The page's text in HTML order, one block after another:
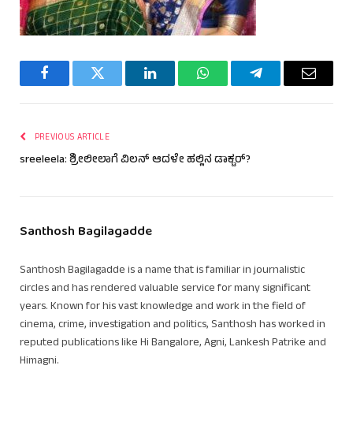
FacebookTwitter LinkedInWhatsAppTelegramEmail
PREVIOUS ARTICLE
sreeleela: ಶ್ರೀಲೀಲಾಗೆ ವಿಲನ್ ಆದಳೇ ಹಲ್ಲಿನ ಡಾಕ್ಟರ್?
Santhosh Bagilagadde
Santhosh Bagilagadde is a name that is familiar in journalistic
circles and has rendered valuable service for many significant
years. Known for his vast knowledge and work in the field of
cinema, crime, investigation and politics, Santhosh has worked in
reputed publications like Hi Bangalore, Agni, Lankesh Patrike and
Himagni.